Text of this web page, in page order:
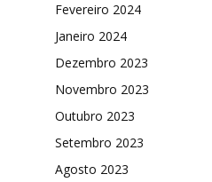
Fevereiro 2024
Janeiro 2024
Dezembro 2023
Novembro 2023
Outubro 2023
Setembro 2023
Agosto 2023